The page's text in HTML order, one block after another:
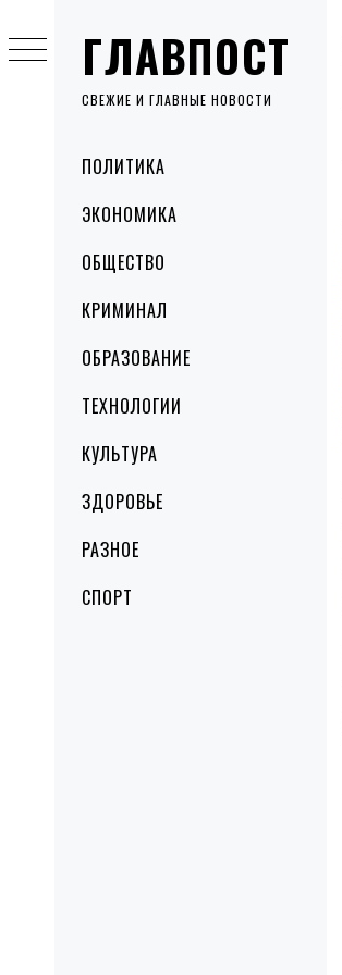
ГЛАВПОСТ
СВЕЖИЕ И ГЛАВНЫЕ НОВОСТИ
MenuПОЛИТИКА
ЭКОНОМИКА
ОБЩЕСТВО
КРИМИНАЛ
ОБРАЗОВАНИЕ
ТЕХНОЛОГИИ
КУЛЬТУРА
ЗДОРОВЬЕ
РАЗНОЕ
СПОРТ
to
content